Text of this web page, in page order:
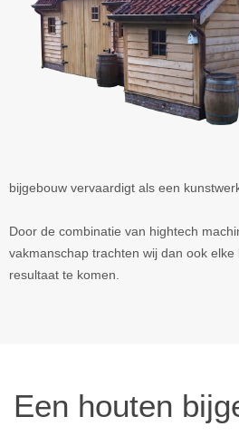
bijgebouw vervaardigt als een
Door de combinatie van hightech
vakmanschap trachten wij dan ook
resultaat te komen.
Een houten